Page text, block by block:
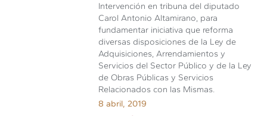
Intervención en tribuna del diputado
Carol Antonio Altamirano, para
fundamentar iniciativa que reforma
diversas disposiciones de la Ley de
Adquisiciones, Arrendamientos y
Servicios del Sector Público y de la Ley
de Obras Públicas y Servicios
Relacionados con las Mismas.
8 abril, 2019